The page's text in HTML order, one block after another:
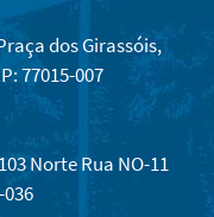
dos Girassóis,
77015-007
Norte Rua NO-11
036